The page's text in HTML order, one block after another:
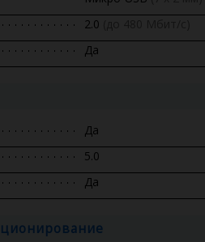
2.0
Да
Да
5.0
Да